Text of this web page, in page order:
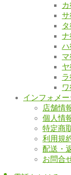
サ
ナ
ハ
インフォメ
店舗情
個人情
特定商
利用規
配送・
お問合